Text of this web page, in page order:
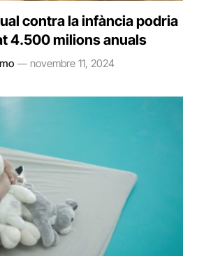
contra la infància podria
4.500 milions anuals
novembre 11, 2024